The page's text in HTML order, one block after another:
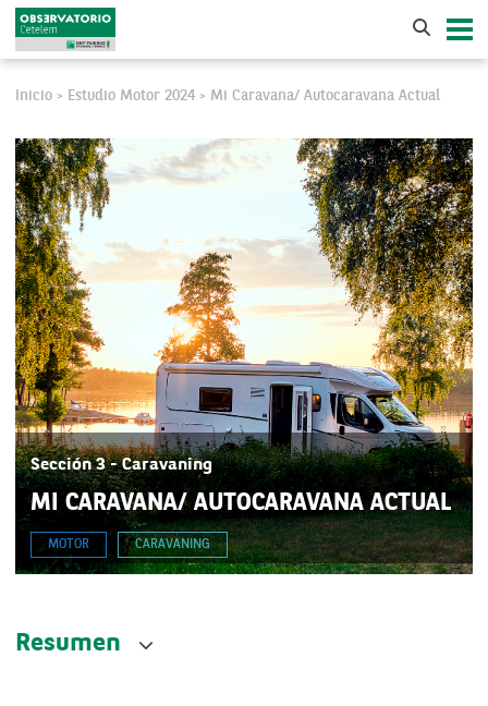
Inicio > Estudio Motor 2024 > Mi Caravana/ Autocaravana Actual
Sección 3 - Caravaning
MI CARAVANA/ AUTOCARAVANA ACTUAL
MOTOR CARAVANING
Resumen